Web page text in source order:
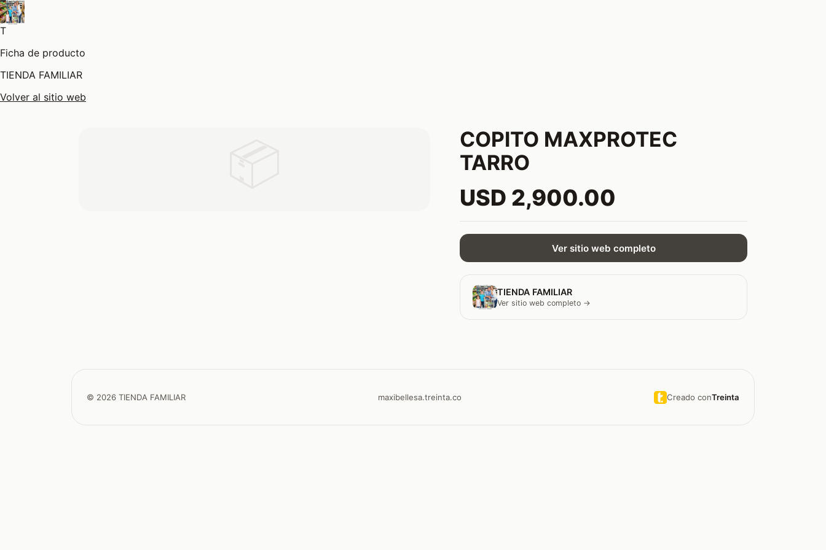
T
Ficha de producto
TIENDA FAMILIAR
Volver al sitio web
COPITO MAXPROTEC
TARRO
USD 2,900.00
Ver sitio web completo
TIENDA FAMILIAR
Ver sitio web completo →
© 2026 TIENDA FAMILIAR maxibellesa.treinta.co Creado conTreinta